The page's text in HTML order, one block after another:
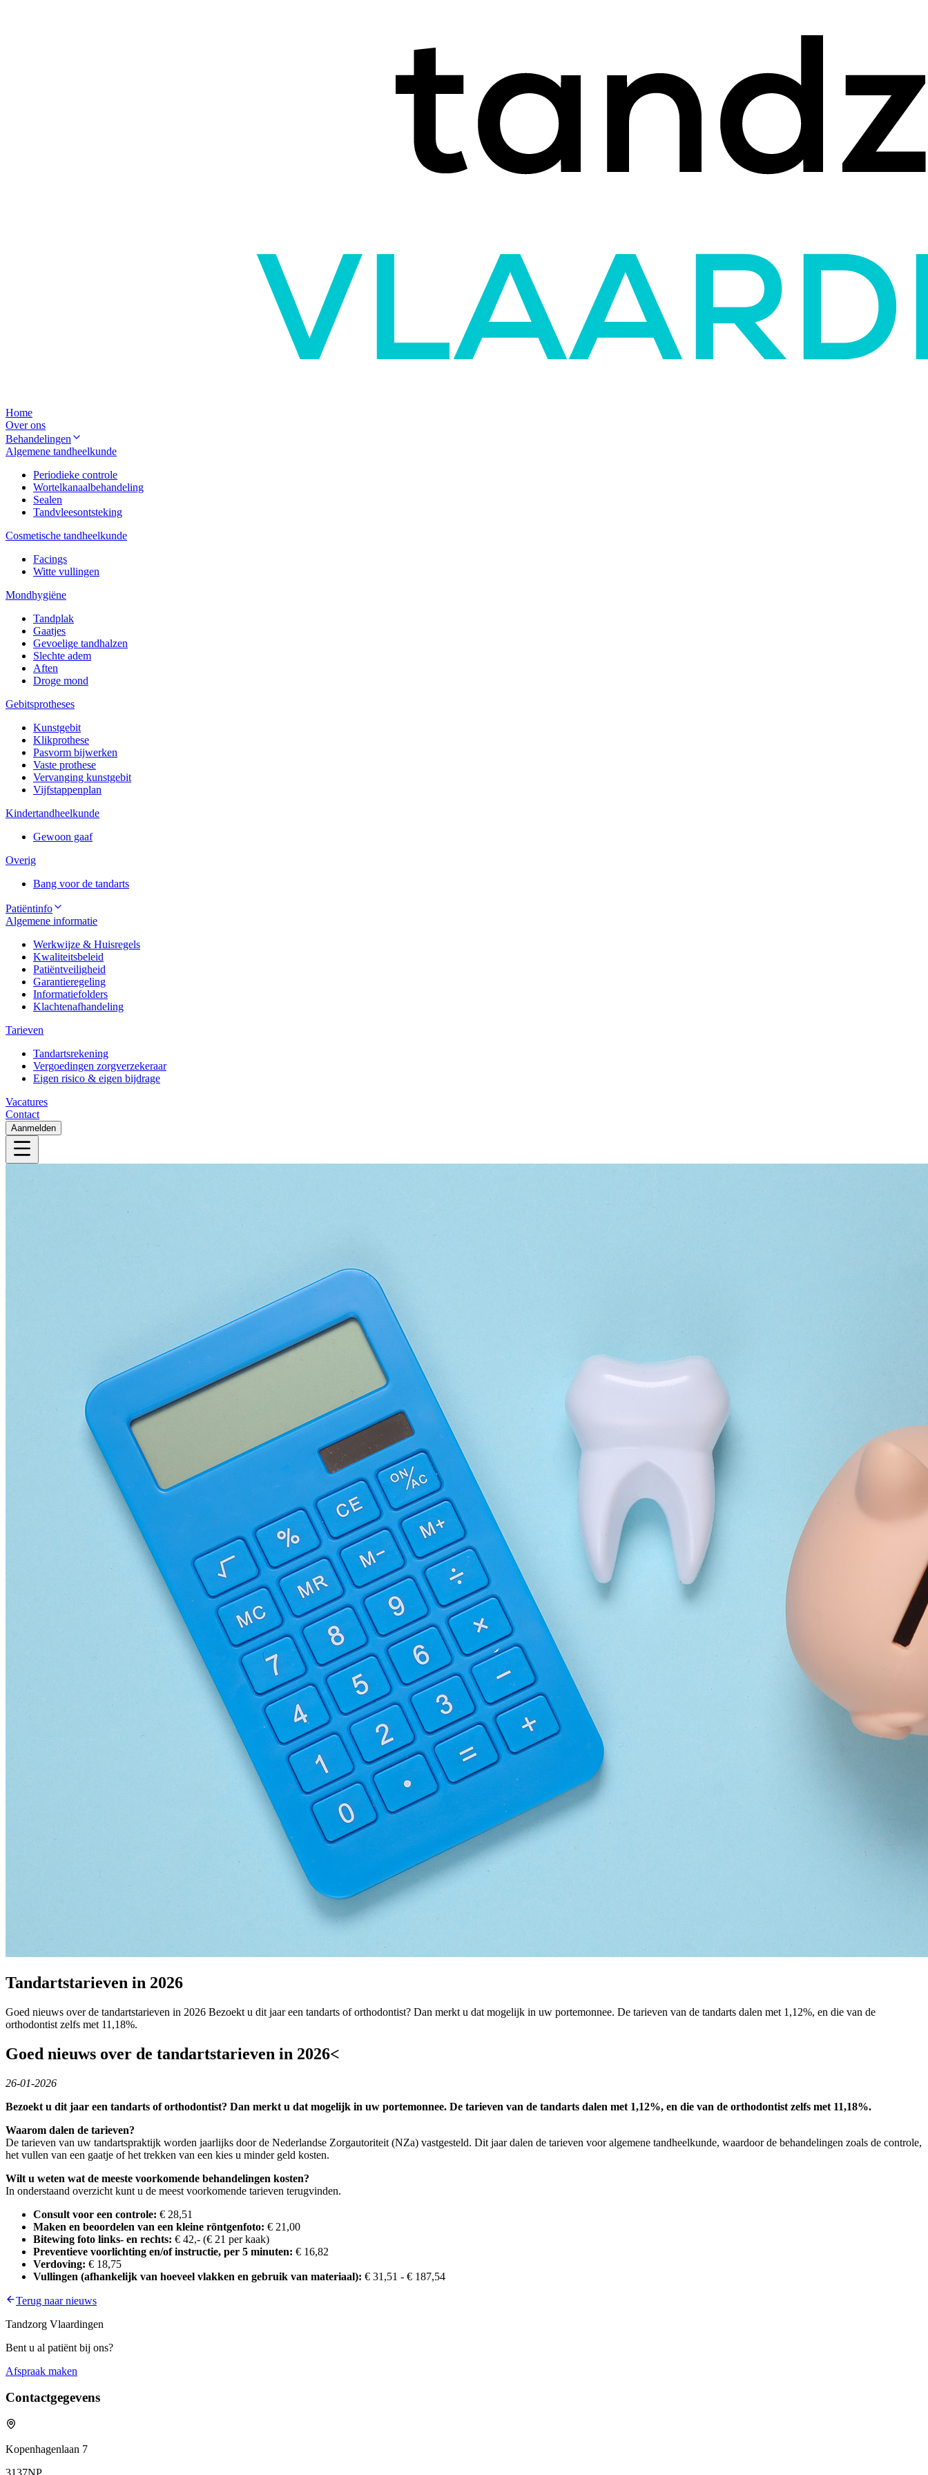
Home
Over ons
Behandelingen
Algemene tandheelkunde
Periodieke controle
Wortelkanaalbehandeling
Sealen
Tandvleesontsteking
Cosmetische tandheelkunde
Facings
Witte vullingen
Mondhygiëne
Tandplak
Gaatjes
Gevoelige tandhalzen
Slechte adem
Aften
Droge mond
Gebitsprotheses
Kunstgebit
Klikprothese
Pasvorm bijwerken
Vaste prothese
Vervanging kunstgebit
Vijfstappenplan
Kindertandheelkunde
Gewoon gaaf
Overig
Bang voor de tandarts
Patiëntinfo
Algemene informatie
Werkwijze & Huisregels
Kwaliteitsbeleid
Patiëntveiligheid
Garantieregeling
Informatiefolders
Klachtenafhandeling
Tarieven
Tandartsrekening
Vergoedingen zorgverzekeraar
Eigen risico & eigen bijdrage
Vacatures
Contact
Aanmelden
Tandartstarieven in 2026
Goed nieuws over de tandartstarieven in 2026 Bezoekt u dit jaar een tandarts of orthodontist? Dan merkt u dat mogelijk in uw portemonnee. De tarieven van de tandarts dalen met 1,12%, en die van de
orthodontist zelfs met 11,18%.
Goed nieuws over de tandartstarieven in 2026<
26-01-2026
Bezoekt u dit jaar een tandarts of orthodontist? Dan merkt u dat mogelijk in uw portemonnee. De tarieven van de tandarts dalen met 1,12%, en die van de orthodontist zelfs met 11,18%.
Waarom dalen de tarieven?
De tarieven van uw tandartspraktijk worden jaarlijks door de Nederlandse Zorgautoriteit (NZa) vastgesteld. Dit jaar dalen de tarieven voor algemene tandheelkunde, waardoor de behandelingen zoals de controle,
het vullen van een gaatje of het trekken van een kies u minder geld kosten.
Wilt u weten wat de meeste voorkomende behandelingen kosten?
In onderstaand overzicht kunt u de meest voorkomende tarieven terugvinden.
Consult voor een controle: € 28,51
Maken en beoordelen van een kleine röntgenfoto: € 21,00
Bitewing foto links- en rechts: € 42,- (€ 21 per kaak)
Preventieve voorlichting en/of instructie, per 5 minuten: € 16,82
Verdoving: € 18,75
Vullingen (afhankelijk van hoeveel vlakken en gebruik van materiaal): € 31,51 - € 187,54
Terug naar nieuws
Tandzorg Vlaardingen
Bent u al patiënt bij ons?
Afspraak maken
Contactgegevens
Kopenhagenlaan 7
3137NP